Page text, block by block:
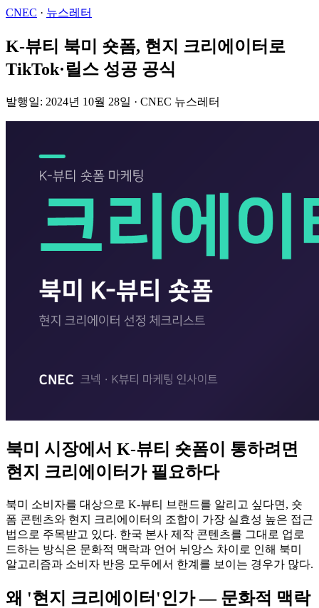
CNEC · 뉴스레터
K-뷰티 북미 숏폼, 현지 크리에이터로
TikTok·릴스 성공 공식
발행일: 2024년 10월 28일 · CNEC 뉴스레터
북미 시장에서 K-뷰티 숏폼이 통하려면
현지 크리에이터가 필요하다
북미 소비자를 대상으로 K-뷰티 브랜드를 알리고 싶다면, 숏
폼 콘텐츠와 현지 크리에이터의 조합이 가장 실효성 높은 접근
법으로 주목받고 있다. 한국 본사 제작 콘텐츠를 그대로 업로
드하는 방식은 문화적 맥락과 언어 뉘앙스 차이로 인해 북미
알고리즘과 소비자 반응 모두에서 한계를 보이는 경우가 많다.
왜 '현지 크리에이터'인가 — 문화적 맥락